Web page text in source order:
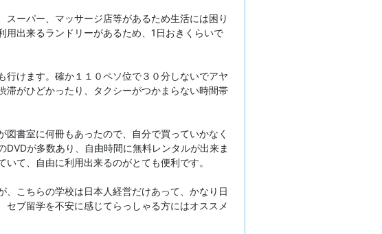
ーパー、マッサージ店等があるため生活には困り
用出来るランドリーがあるため、1日おきくらいで
行けます。確か１１０ペソ位で３０分しないでアヤ
滞がひどかったり、タクシーがつかまらない時間帯
書室に何冊もあったので、自分で買っていかなく
が多数あり、自由時間に無料レンタルが出来ま
て、自由に利用出来るのがとても便利です。
こちらの学校は日本人経営だけあって、かなり日
ブ留学を不安に感じてらっしゃる方にはオススメ